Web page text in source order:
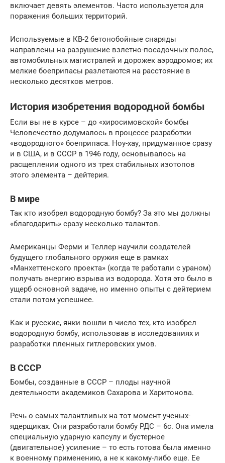
включает девять элементов. Часто используется для
поражения больших территорий.
Используемые в КВ-2 бетонобойные снаряды
направлены на разрушение взлетно-посадочных полос,
автомобильных магистралей и дорожек аэродромов; их
мелкие боеприпасы разлетаются на расстояние в
несколько десятков метров.
История изобретения водородной бомбы
Если вы не в курсе – до «хиросимовской» бомбы
Человечество додумалось в процессе разработки
«водородного» боеприпаса. Ноу-хау, придуманное сразу
и в США, и в СССР в 1946 году, основывалось на
расщеплении одного из трех стабильных изотопов
этого элемента – дейтерия.
В мире
Так кто изобрел водородную бомбу? За это мы должны
«благодарить» сразу несколько талантов.
Американцы Ферми и Теллер научили создателей
будущего глобального оружия еще в рамках
«Манхеттенского проекта» (когда те работали с ураном)
получать энергию взрыва из водорода. Хотя это было в
ущерб основной задаче, но именно опыты с дейтерием
стали потом успешнее.
Как и русские, янки вошли в число тех, кто изобрел
водородную бомбу, использовав в исследованиях и
разработки пленных гитлеровских умов.
В СССР
Бомбы, созданные в СССР – плоды научной
деятельности академиков Сахарова и Харитонова.
Речь о самых талантливых на тот момент ученых-
ядерщиках. Они разработали бомбу РДС – 6с. Она имела
специальную ударную капсулу и бустерное
(двигательное) усиление – то есть готова была именно
к военному применению, а не к какому-либо еще. Ее